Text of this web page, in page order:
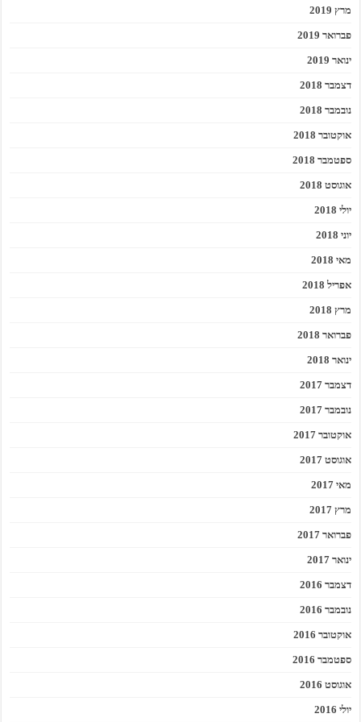
מרץ 2019
פברואר 2019
ינואר 2019
דצמבר 2018
נובמבר 2018
אוקטובר 2018
ספטמבר 2018
אוגוסט 2018
יולי 2018
יוני 2018
מאי 2018
אפריל 2018
מרץ 2018
פברואר 2018
ינואר 2018
דצמבר 2017
נובמבר 2017
אוקטובר 2017
אוגוסט 2017
מאי 2017
מרץ 2017
פברואר 2017
ינואר 2017
דצמבר 2016
נובמבר 2016
אוקטובר 2016
ספטמבר 2016
אוגוסט 2016
יולי 2016